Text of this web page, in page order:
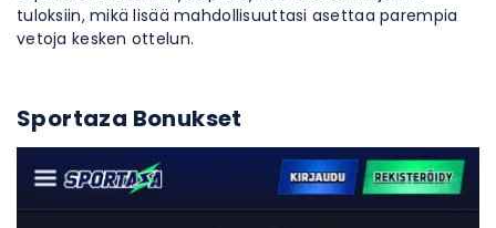
tuloksiin, mikä lisää mahdollisuuttasi asettaa parempia
vetoja kesken ottelun.
Sportaza Bonukset